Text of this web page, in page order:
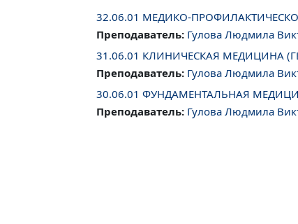
32.06.01 МЕДИКО-
Преподаватель: Гулова Людмила
31.06.01 КЛИНИЧЕСКАЯ МЕДИЦИНА
Преподаватель: Гулова Людмила
30.06.01 ФУНДАМЕНТАЛЬНАЯ
Преподаватель: Гулова Людмила